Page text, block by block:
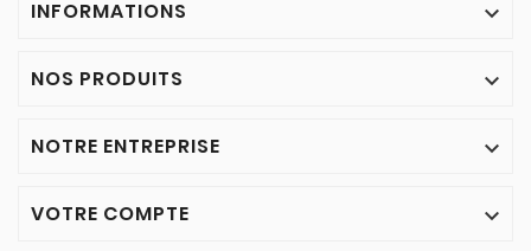
INFORMATIONS 
NOS PRODUITS 
NOTRE ENTREPRISE 
VOTRE COMPTE 